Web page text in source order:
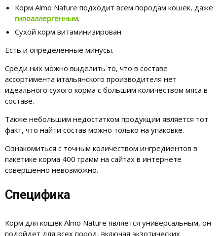
Корм Almo Nature подходит всем породам кошек, даже
гипоаллергенным.
Сухой корм витаминизирован.
Есть и определенные минусы.
Среди них можно выделить то, что в составе
ассортимента итальянского производителя нет
идеального сухого корма с большим количеством мяса в
составе.
Также небольшим недостатком продукции является тот
факт, что найти состав можно только на упаковке.
Ознакомиться с точным количеством ингредиентов в
пакетике корма 400 грамм на сайтах в интернете
совершенно невозможно.
Специфика
Корм для кошек Almo Nature является универсальным, он
подойдет для всех пород, включая экзотических